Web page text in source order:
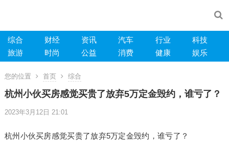
综合 财经 资讯 汽车 行业
科技
旅游
时尚 公益 消费 健康 娱乐
您的位置 首页 综合
杭州小伙买房感觉买贵了放弃5万定金毁约，谁亏了？
2023年3月12日 21:01
杭州小伙买房感觉买贵了放弃5万定金毁约，谁亏了？